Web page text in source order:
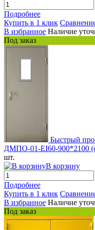
Подробнее
Купить в 1 клик
В избранное Наличие
Под заказ
Быстрый
ДМПО-01-EI60-900*2100
шт.
В корзину
Подробнее
Купить в 1 клик
В избранное Наличие
Под заказ